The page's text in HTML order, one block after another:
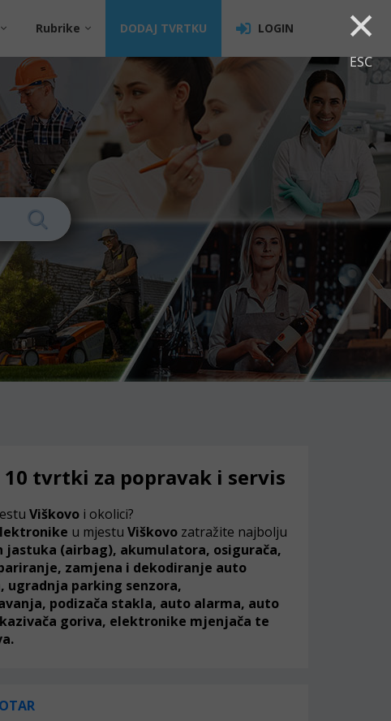
×
ESC
Rubrike DODAJ TVRTKU LOGIN
10 tvrtki za popravak i servis
Viškovoi okolici?
u mjestu Viškovo zatražite najbolju
jastuka (airbag), akumulatora, osigurača,
zamjena i dekodiranje auto
ugradnja parking senzora,
podizača stakla, auto alarma, auto
goriva, elektronike mjenjača te